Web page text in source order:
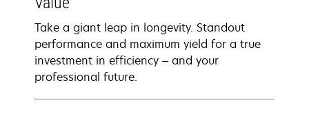
Take a giant leap in longevity. Standout
performance and maximum yield for a true
investment in efficiency – and your
professional future.